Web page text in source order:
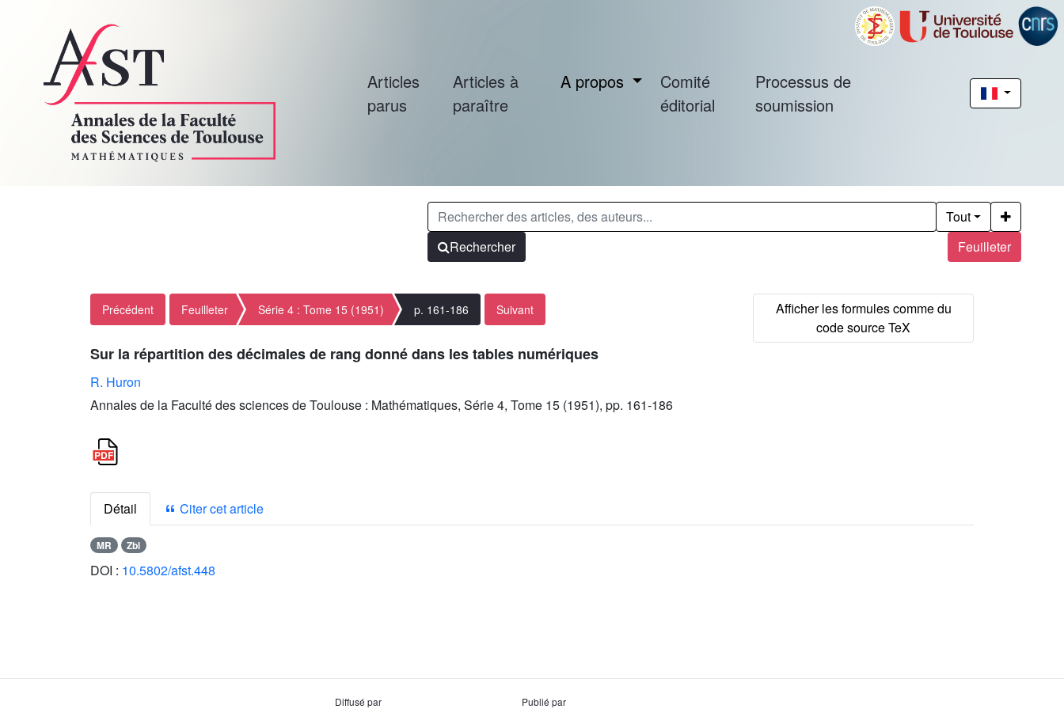
Articles
parus
Articles à
paraître
A propos
Comité
éditorial
Processus de
soumission
Feuilleter
Tout
Rechercher
Précédent Feuilleter Série 4 : Tome 15 (1951) p. 161-186 Suivant
Sur la répartition des décimales de rang donné dans les tables numériques
R. Huron
Annales de la Faculté des sciences de Toulouse : Mathématiques, Série 4, Tome 15 (1951), pp. 161-186
Détail Citer cet article
MR Zbl
DOI : 10.5802/afst.448
Diffusé par Publié par